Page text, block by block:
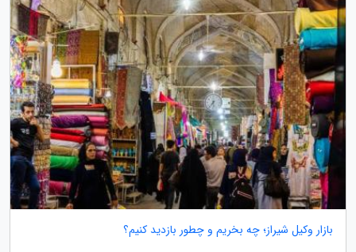
بازار وکیل شیراز؛ چه بخریم و چطور بازدید کنیم؟